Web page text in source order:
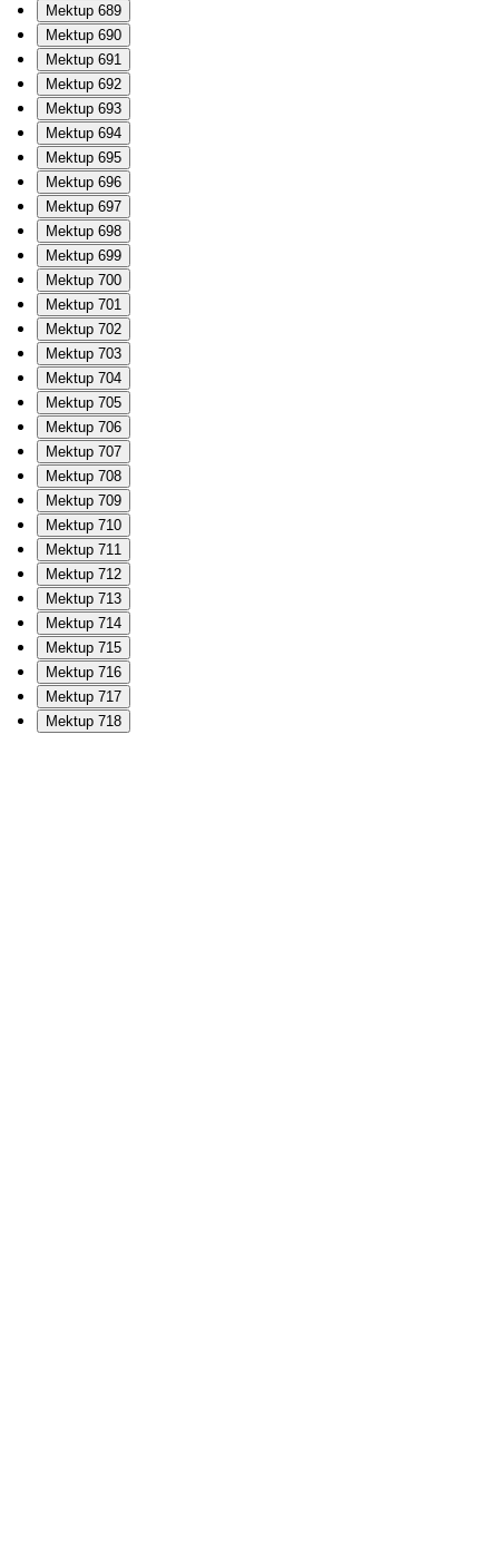
Mektup 689
Mektup 690
Mektup 691
Mektup 692
Mektup 693
Mektup 694
Mektup 695
Mektup 696
Mektup 697
Mektup 698
Mektup 699
Mektup 700
Mektup 701
Mektup 702
Mektup 703
Mektup 704
Mektup 705
Mektup 706
Mektup 707
Mektup 708
Mektup 709
Mektup 710
Mektup 711
Mektup 712
Mektup 713
Mektup 714
Mektup 715
Mektup 716
Mektup 717
Mektup 718